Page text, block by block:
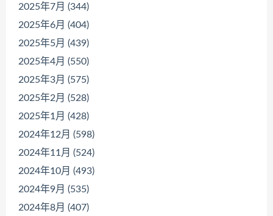
2025年7月 (344)
2025年6月 (404)
2025年5月 (439)
2025年4月 (550)
2025年3月 (575)
2025年2月 (528)
2025年1月 (428)
2024年12月 (598)
2024年11月 (524)
2024年10月 (493)
2024年9月 (535)
2024年8月 (407)